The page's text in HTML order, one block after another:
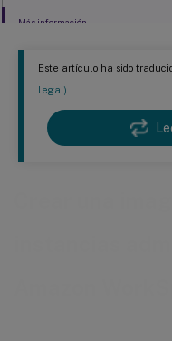
Este artículo ha sido
legal)
Más información